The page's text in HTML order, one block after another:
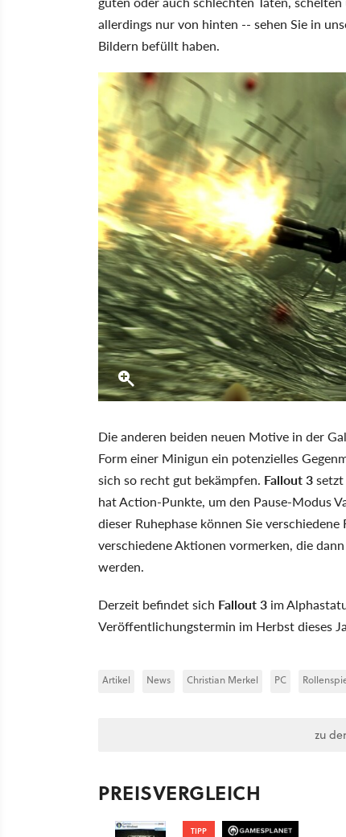
allerdings nur von hinten -- sehen Sie in
Bildern befüllt haben.
Die anderen beiden neuen Motive in der
Form einer Minigun ein potenzielles
sich so recht gut bekämpfen. Fallout 3
hat Action-Punkte, um den Pause-Modus
dieser Ruhephase können Sie
verschiedene Aktionen vormerken, die
werden.
Derzeit befindet sich Fallout 3 im
Veröffentlichungstermin im Herbst dieses
Artikel News Christian Merkel PC
zu
PREISVERGLEICH
TIPP